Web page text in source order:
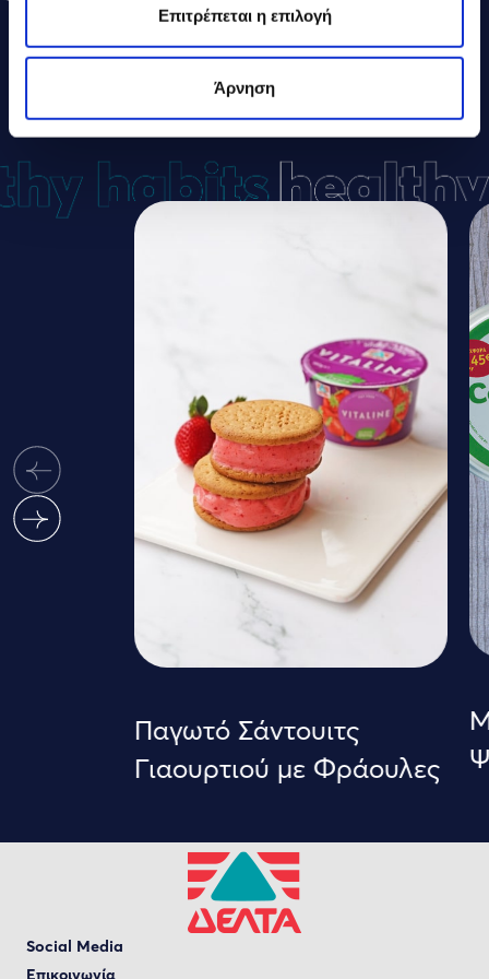
Επιτρέπεται η επιλογή
Άρνηση
ΔΕΛΤΑΣΥΝΤΑΓΕΣ
Παγωτό Σάντουιτς
Γιαουρτιού με Φράουλες
Social Media
Επικοινωνία